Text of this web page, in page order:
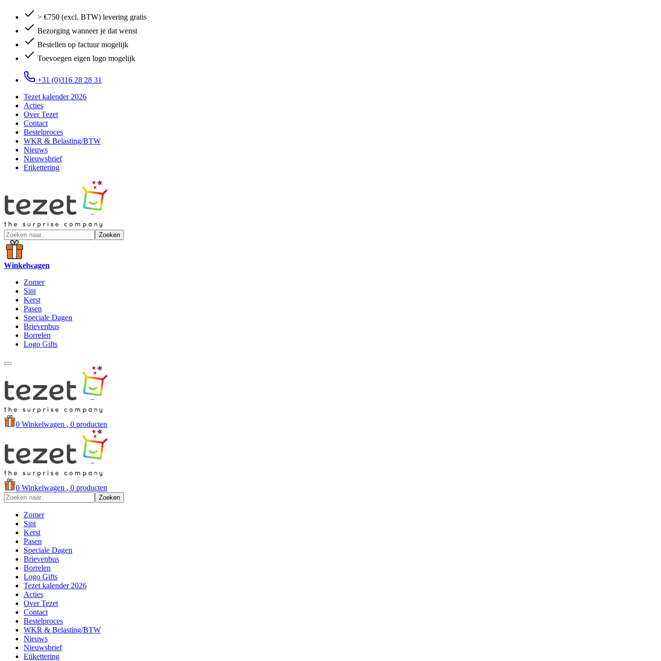
> €750 (excl. BTW) levering gratis
Bezorging wanneer je dat wenst
Bestellen op factuur mogelijk
Toevoegen eigen logo mogelijk
+31 (0)316 28 28 31
Tezet kalender 2026
Acties
Over Tezet
Contact
Bestelproces
WKR & Belasting/BTW
Nieuws
Nieuwsbrief
Etikettering
Zoeken
Winkelwagen
Zomer
Sint
Kerst
Pasen
Speciale Dagen
Brievenbus
Borrelen
Logo Gifts
0 Winkelwagen , 0 producten
0 Winkelwagen , 0 producten
Zoeken
Zomer
Sint
Kerst
Pasen
Speciale Dagen
Brievenbus
Borrelen
Logo Gifts
Tezet kalender 2026
Acties
Over Tezet
Contact
Bestelproces
WKR & Belasting/BTW
Nieuws
Nieuwsbrief
Etikettering